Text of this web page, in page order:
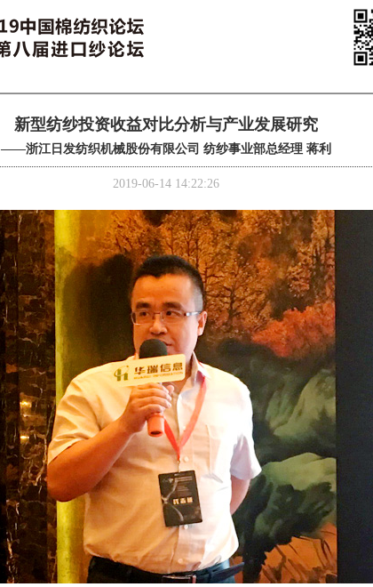
新型纺纱投资收益对比分析与产业发展研究
——浙江日发纺织机械股份有限公司 纺纱事业部总经理 蒋利
2019-06-14 14:22:26